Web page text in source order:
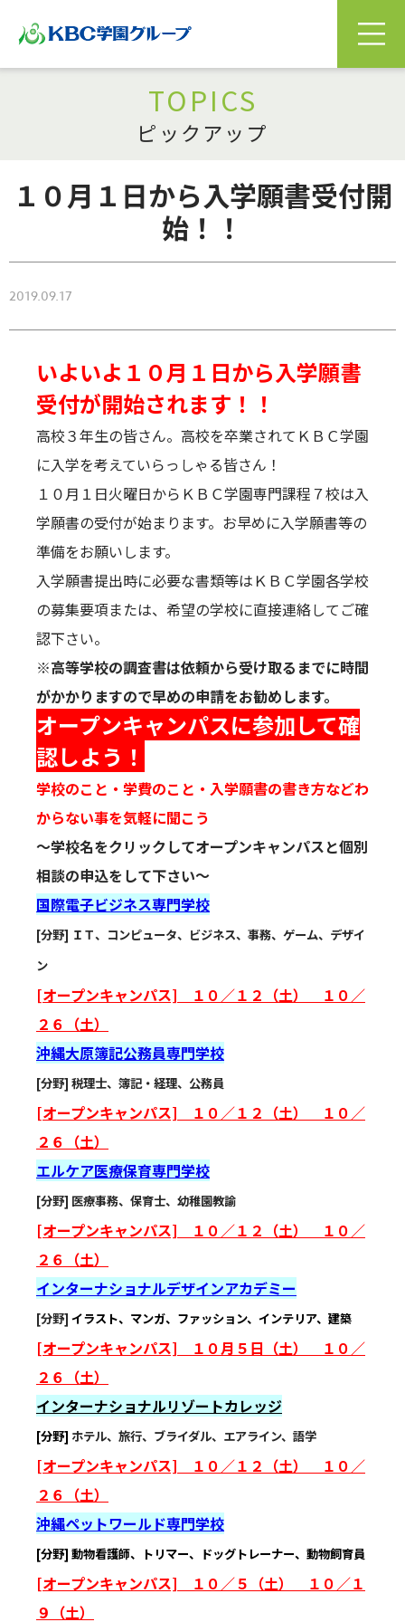
TOPICS
ピックアップ
１０月１日から入学願書受付開
始！！
2019.09.17
いよいよ１０月１日から入学願書
受付が開始されます！！
高校３年生の皆さん。高校を卒業されてＫＢＣ学園
に入学を考えていらっしゃる皆さん！
１０月１日火曜日からＫＢＣ学園専門課程７校は入
学願書の受付が始まります。お早めに入学願書等の
準備をお願いします。
入学願書提出時に必要な書類等はＫＢＣ学園各学校
の募集要項または、希望の学校に直接連絡してご確
認下さい。
※高等学校の調査書は依頼から受け取るまでに時間
がかかりますので早めの申請をお勧めします。
オープンキャンパスに参加して確
認しよう！
学校のこと・学費のこと・入学願書の書き方などわ
からない事を気軽に聞こう
～学校名をクリックしてオープンキャンパスと個別
相談の申込をして下さい～
国際電子ビジネス専門学校
[分野] ＩＴ、コンピュータ、ビジネス、事務、ゲーム、デザイ
ン
[オープンキャンパス] １０／１２（土） １０／
２６（土）
沖縄大原簿記公務員専門学校
[分野] 税理士、簿記・経理、公務員
[オープンキャンパス] １０／１２（土） １０／
２６（土）
エルケア医療保育専門学校
[分野] 医療事務、保育士、幼稚園教諭
[オープンキャンパス] １０／１２（土） １０／
２６（土）
インターナショナルデザインアカデミー
[分野] イラスト、マンガ、ファッション、インテリア、建築
[オープンキャンパス] １０月５日（土） １０／
２６（土）
インターナショナルリゾートカレッジ
[分野] ホテル、旅行、ブライダル、エアライン、語学
[オープンキャンパス] １０／１２（土） １０／
２６（土）
沖縄ペットワールド専門学校
[分野] 動物看護師、トリマー、ドッグトレーナー、動物飼育員
[オープンキャンパス] １０／５（土） １０／１
９（土）